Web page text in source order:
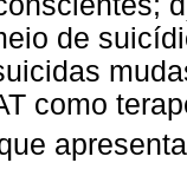
de
como